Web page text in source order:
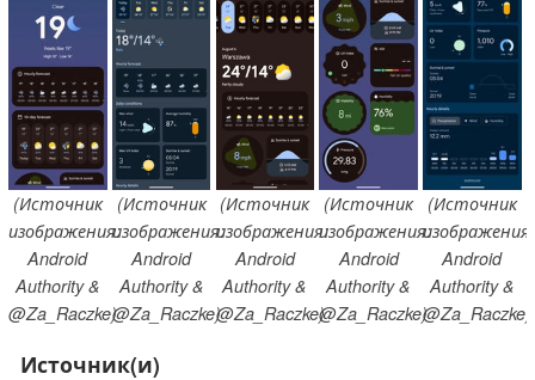
(Источник
изображения:
Android
Authority &
@Za_Raczke)
(Источник
изображения:
Android
Authority &
@Za_Raczke)
(Источник
изображения:
Android
Authority &
@Za_Raczke)
(Источник
изображения:
Android
Authority &
@Za_Raczke)
(Источник
изображения:
Android
Authority &
@Za_Raczke)
Источник(и)